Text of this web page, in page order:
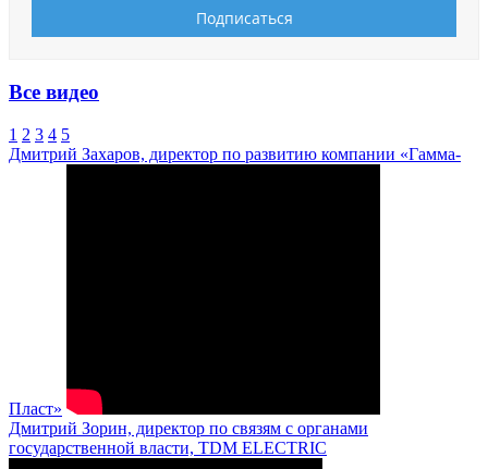
Все видео
1 2 3 4 5
Дмитрий Захаров, директор по развитию компании «Гамма-
Пласт»
Дмитрий Зорин, директор по связям с органами
государственной власти, TDM ELECTRIC